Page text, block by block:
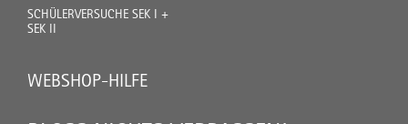
SCHÜLERVERSUCHE SEK I +
SEK II
WEBSHOP-HILFE